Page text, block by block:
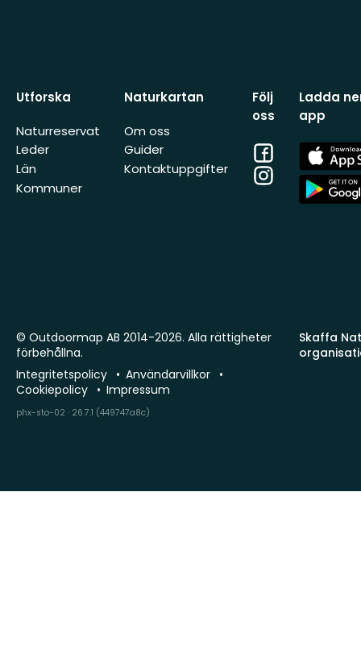
Utforska
Naturreservat
Leder
Län
Kommuner
Naturkartan
Om oss
Guider
Kontaktuppgifter
Följ
oss
Facebook
Instagram
Ladda
app
App
Store
App
Store
Skaffa
© Outdoormap AB 2014-2026. Alla rättigheter
förbehållna.
Integritetspolicy
Användarvillkor
Cookiepolicy
Impressum
phx-sto-02 · 26.7.1 (449747a8c)